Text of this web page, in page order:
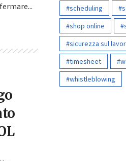
scheduling
shop online
sicurezza sul
timesheet
whistleblowing